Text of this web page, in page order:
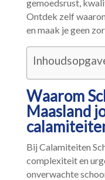
gemoedsrust,
Ontdek zelf
en maak je geen
Waarom
Maasland
Bij Calamiteiten
complexiteit en
onverwachte